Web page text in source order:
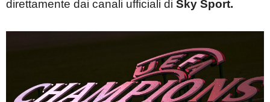
direttamente dai canali ufficiali di Sky Sport.